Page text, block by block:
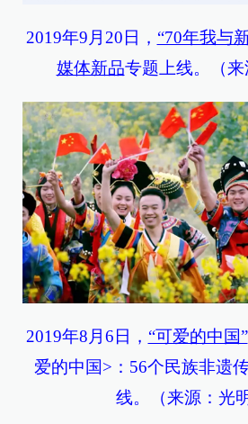
2019年9月20日 ， “70年我与
媒体新品专题上线。（来
2019年8月6日 ， “可爱的中国”
爱的中国>：56个民族非遗
线。（来源：光